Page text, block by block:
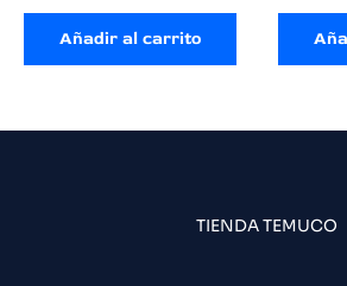
Añadir al carrito
TIENDA TEMUCO